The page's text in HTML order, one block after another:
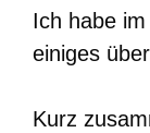
Ich habe
einiges
Kurz